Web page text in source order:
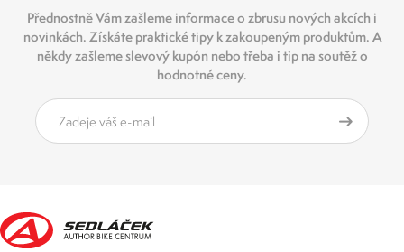
Přednostně Vám zašleme informace o zbrusu nových akcích i
novinkách. Získáte praktické tipy k zakoupeným produktům. A
někdy zašleme slevový kupón nebo třeba i tip na soutěž o
hodnotné ceny.